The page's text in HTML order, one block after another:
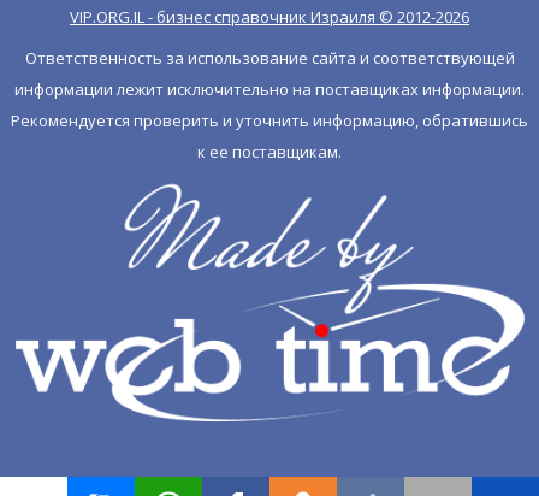
VIP.ORG.IL - бизнес справочник Израиля © 2012-2026
Ответственность за использование сайта и соответствующей
информации лежит исключительно на поставщиках информации.
Рекомендуется проверить и уточнить информацию, обратившись
к ее поставщикам.